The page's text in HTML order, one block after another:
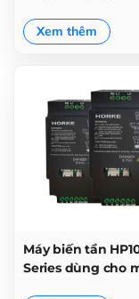
Xem thêm
Máy biến tần
Series dùng cho